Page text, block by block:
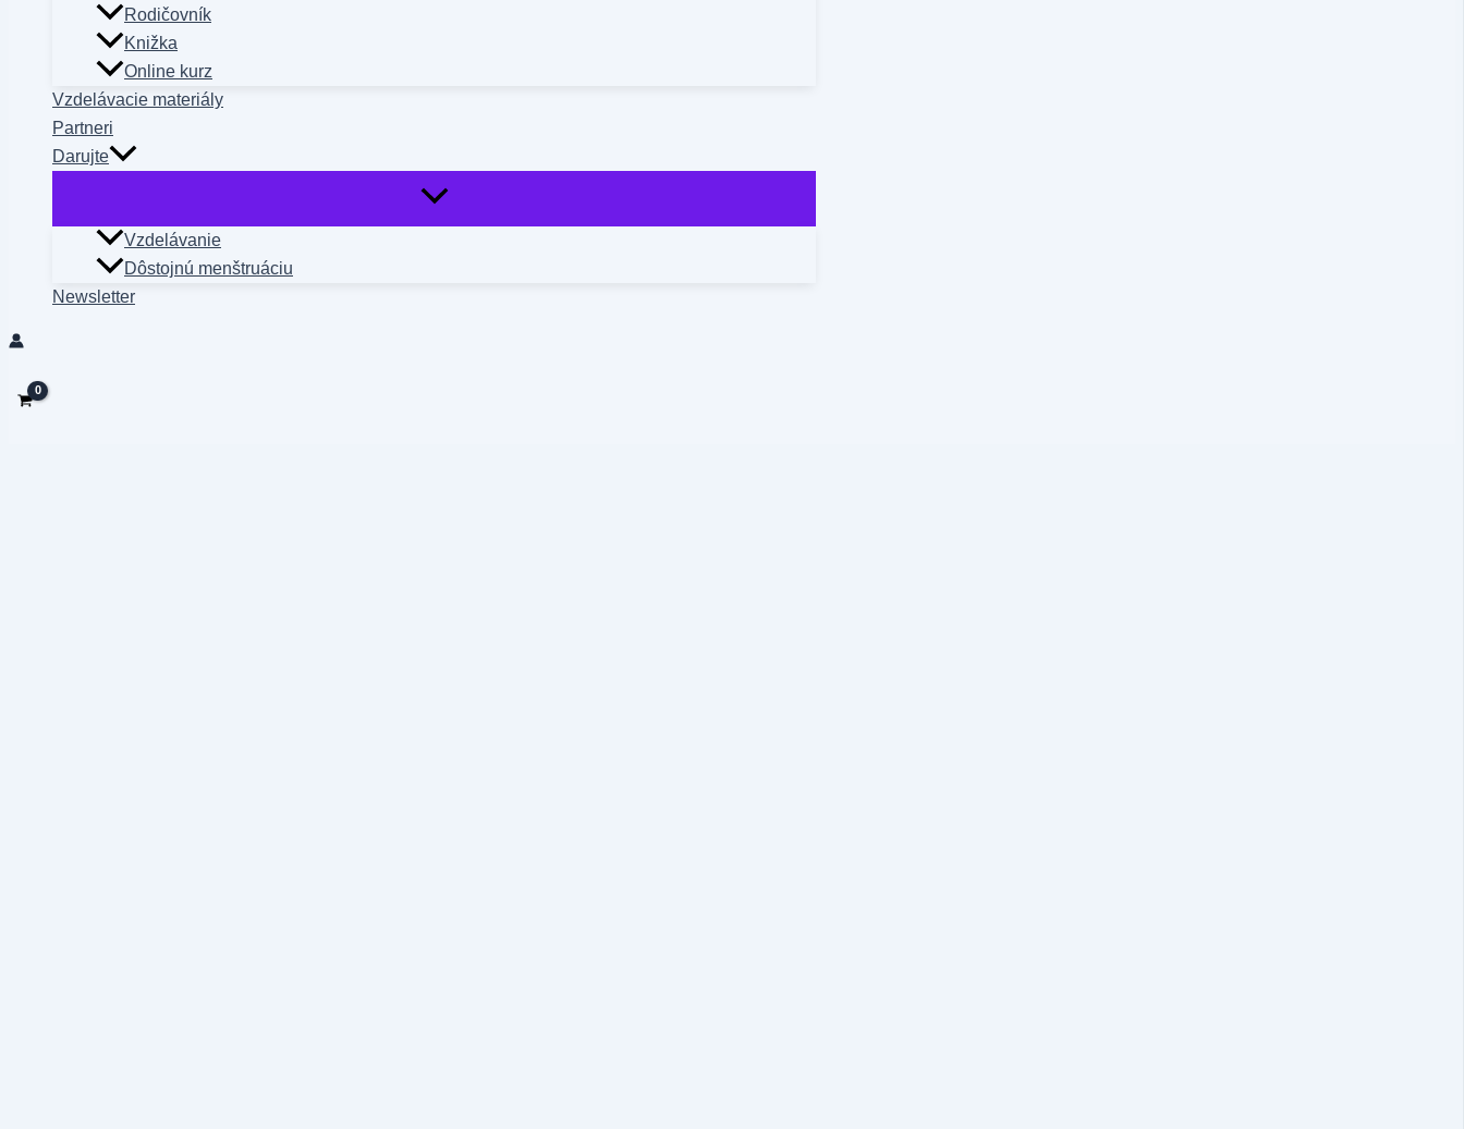
Rodičovník
Knižka
Online kurz
Vzdelávacie materiály
Partneri
Darujte
Vzdelávanie
Dôstojnú menštruáciu
Newsletter